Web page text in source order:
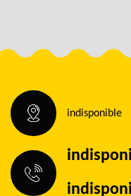
indisponible